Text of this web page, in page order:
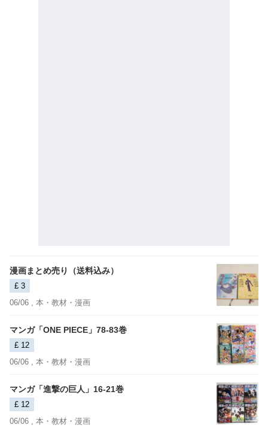
漫画まとめ売り（送料込み）
£ 3
06/06 , 本・教材・漫画
マンガ「ONE PIECE」78-83巻
£ 12
06/06 , 本・教材・漫画
マンガ「進撃の巨人」16-21巻
£ 12
06/06 , 本・教材・漫画